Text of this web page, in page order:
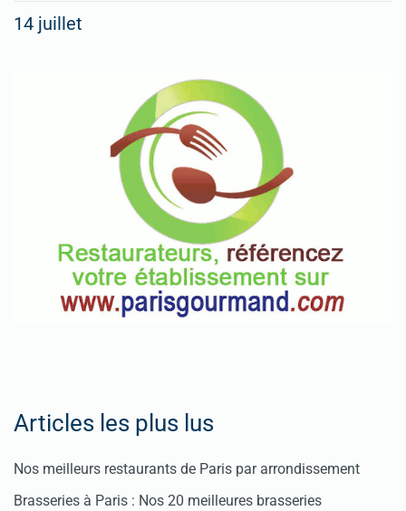
14 juillet
Articles les plus lus
Nos meilleurs restaurants de Paris par arrondissement
Brasseries à Paris : Nos 20 meilleures brasseries